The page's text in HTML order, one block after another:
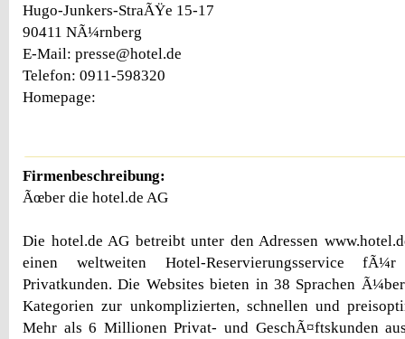
Hugo-Junkers-StraÃŸe 15-17
90411 NÃ¼rnberg
E-Mail: presse@hotel.de
Telefon: 0911-598320
Homepage:
Firmenbeschreibung:
Ãœber die hotel.de AG
Die hotel.de AG betreibt unter den Adressen
einen weltweiten Hotel-Reservierungsservice
Privatkunden. Die Websites bieten in 38 Sprachen
Kategorien zur unkomplizierten, schnellen und
Mehr als 6 Millionen Privat- und GeschÃ¤ftskunden